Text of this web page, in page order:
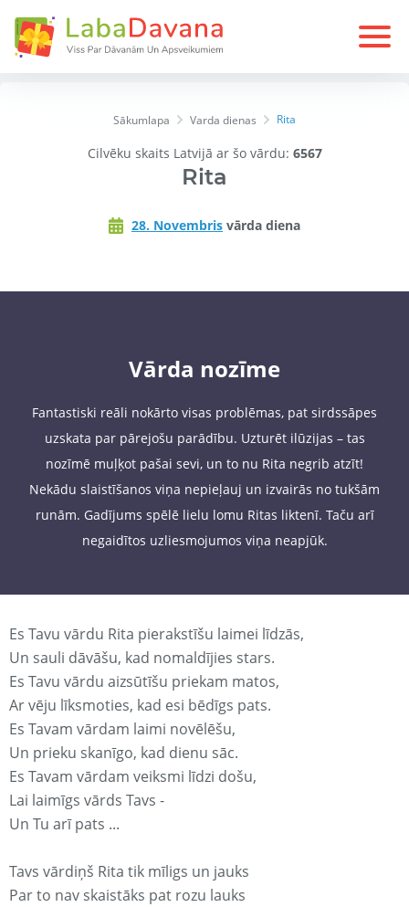
Sākumlapa Varda dienas Rita
Cilvēku skaits Latvijā ar šo vārdu: 6567
Rita
28. Novembris vārda diena
Vārda nozīme
Fantastiski reāli nokārto visas problēmas, pat sirdssāpes
uzskata par pārejošu parādību. Uzturēt ilūzijas – tas
nozīmē muļķot pašai sevi, un to nu Rita negrib atzīt!
Nekādu slaistīšanos viņa nepieļauj un izvairās no tukšām
runām. Gadījums spēlē lielu lomu Ritas liktenī. Taču arī
negaidītos uzliesmojumos viņa neapjūk.
Es Tavu vārdu Rita pierakstīšu laimei līdzās,
Un sauli dāvāšu, kad nomaldījies stars.
Es Tavu vārdu aizsūtīšu priekam matos,
Ar vēju līksmoties, kad esi bēdīgs pats.
Es Tavam vārdam laimi novēlēšu,
Un prieku skanīgo, kad dienu sāc.
Es Tavam vārdam veiksmi līdzi došu,
Lai laimīgs vārds Tavs -
Un Tu arī pats ...
Tavs vārdiņš Rita tik mīligs un jauks
Par to nav skaistāks pat rozu lauks